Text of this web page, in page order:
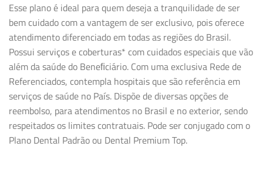
Esse plano é ideal para quem deseja a tranquilidade de ser
bem cuidado com a vantagem de ser exclusivo, pois oferece
atendimento diferenciado em todas as regiões do Brasil.
Possui serviços e coberturas* com cuidados especiais que vão
além da saúde do Beneﬁciário. Com uma exclusiva Rede de
Referenciados, contempla hospitais que são referência em
serviços de saúde no País. Dispõe de diversas opções de
reembolso, para atendimentos no Brasil e no exterior, sendo
respeitados os limites contratuais. Pode ser conjugado com o
Plano Dental Padrão ou Dental Premium Top.